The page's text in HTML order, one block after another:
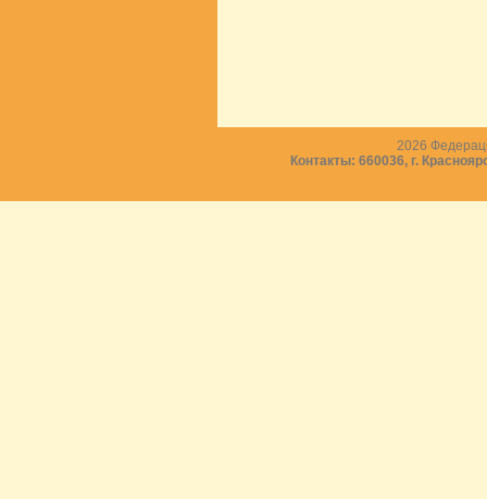
2026
Контакты: 660036, г.